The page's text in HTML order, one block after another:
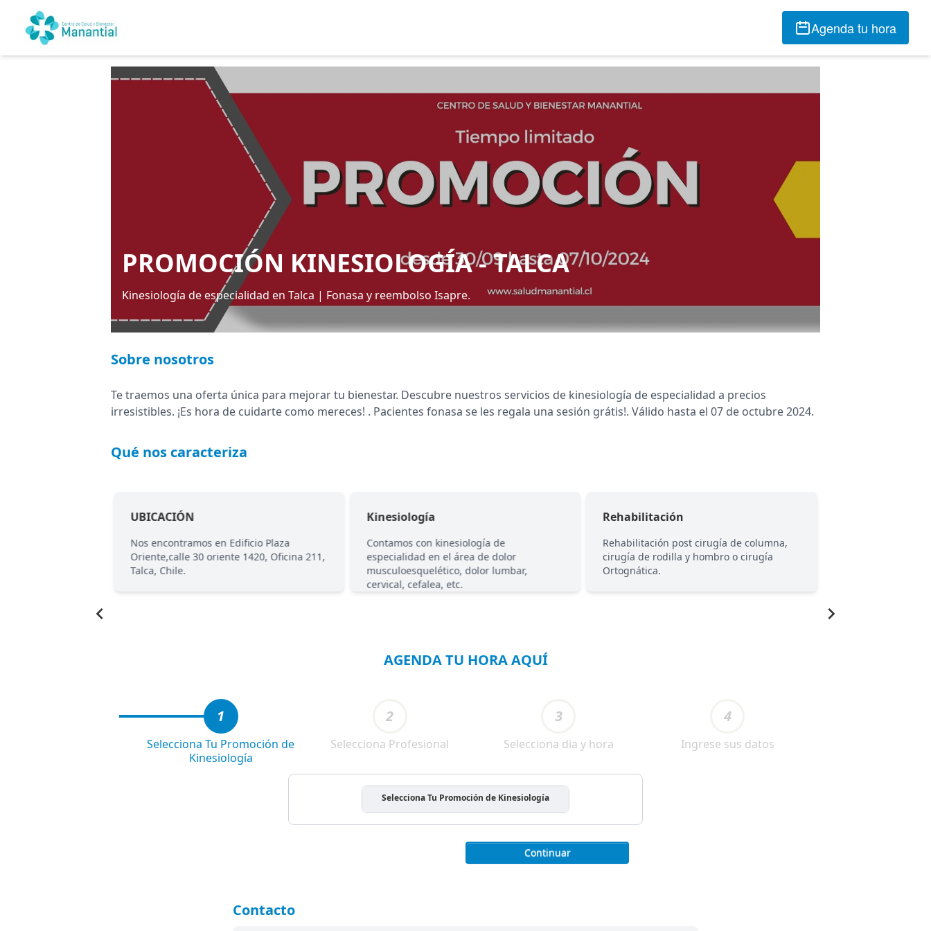
Agenda tu hora
PROMOCIÓN KINESIOLOGÍA - TALCA
Kinesiología de especialidad en Talca | Fonasa y reembolso Isapre.
Sobre nosotros
Te traemos una oferta única para mejorar tu bienestar. Descubre nuestros servicios de kinesiología de especialidad a precios
irresistibles. ¡Es hora de cuidarte como mereces! . Pacientes fonasa se les regala una sesión grátis!. Válido hasta el 07 de octubre 2024.
Qué nos caracteriza
UBICACIÓN
Nos encontramos en Edificio Plaza
Oriente,calle 30 oriente 1420, Oficina 211,
Talca, Chile.
Kinesiología
Contamos con kinesiología de
especialidad en el área de dolor
musculoesquelético, dolor lumbar,
cervical, cefalea, etc.
Rehabilitación
Rehabilitación post cirugía de columna,
cirugía de rodilla y hombro o cirugía
Ortognática.
AGENDA TU HORA AQUÍ
1
Selecciona Tu Promoción de
Kinesiología
2
Selecciona Profesional
3
Selecciona dia y hora
4
Ingrese sus datos
Selecciona Tu Promoción de Kinesiología
Continuar
Contacto